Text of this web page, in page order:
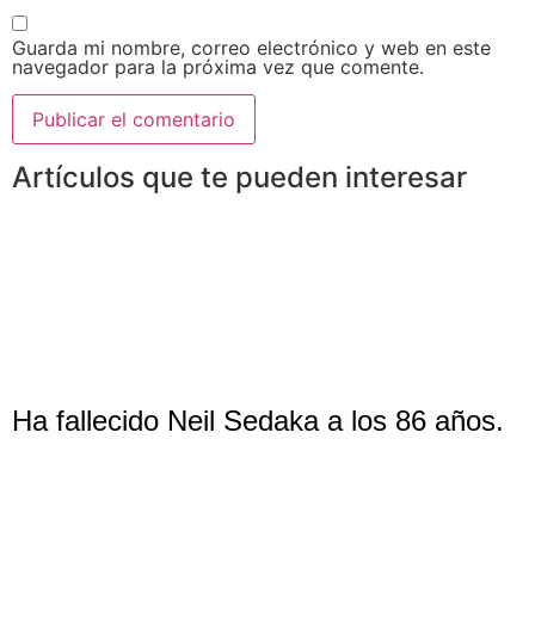
Guarda mi nombre, correo electrónico y web en este
navegador para la próxima vez que comente.
Artículos que te pueden interesar
Ha fallecido Neil Sedaka a los 86 años.